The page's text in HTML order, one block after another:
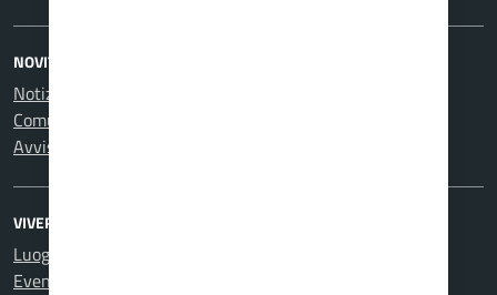
NOVITÀ
Notizie
Comunicati
Avvisi
VIVERE IL COMUNE
Luoghi
Eventi